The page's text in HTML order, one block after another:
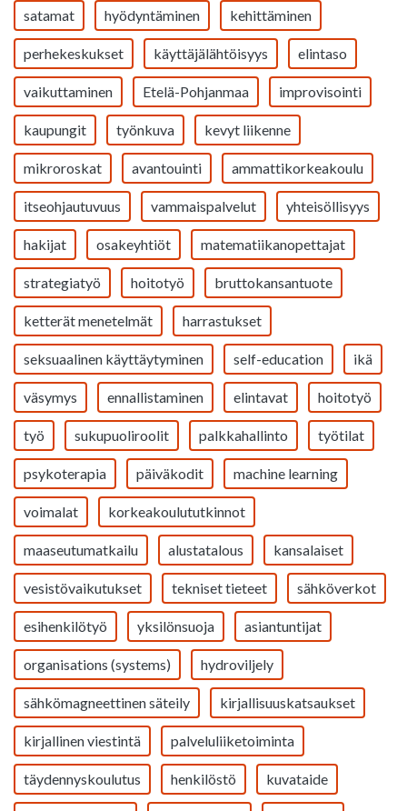
satamat hyödyntäminen kehittäminen
perhekeskukset käyttäjälähtöisyys elintaso
vaikuttaminen Etelä-Pohjanmaa improvisointi
kaupungit työnkuva kevyt liikenne
mikroroskat avantouinti ammattikorkeakoulu
itseohjautuvuus vammaispalvelut yhteisöllisyys
hakijat osakeyhtiöt matematiikanopettajat
strategiatyö hoitotyö bruttokansantuote
ketterät menetelmät harrastukset
seksuaalinen käyttäytyminen self-education ikä
väsymys ennallistaminen elintavat hoitotyö
työ sukupuoliroolit palkkahallinto työtilat
psykoterapia päiväkodit machine learning
voimalat korkeakoulututkinnot
maaseutumatkailu alustatalous kansalaiset
vesistövaikutukset tekniset tieteet sähköverkot
esihenkilötyö yksilönsuoja asiantuntijat
organisations (systems) hydroviljely
sähkömagneettinen säteily kirjallisuuskatsaukset
kirjallinen viestintä palveluliiketoiminta
täydennyskoulutus henkilöstö kuvataide